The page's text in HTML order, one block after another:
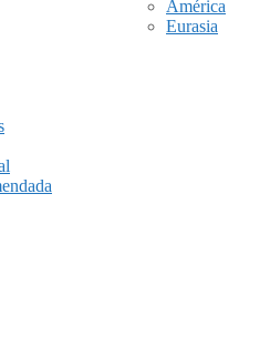
América
Eurasia